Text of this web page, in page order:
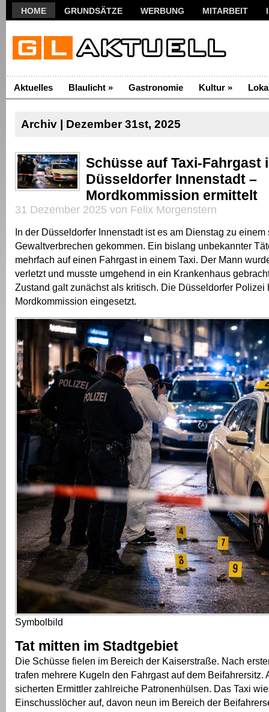
HOME GRUNDSÄTZE WERBUNG MITARBEIT
Aktuelles Blaulicht » Gastronomie Kultur »
Archiv | Dezember 31st, 2025
Schüsse auf Taxi-Fahrgast
Düsseldorfer Innenstadt –
Mordkommission ermittelt
31 Dezember 2025 von Felix Morgenstern
In der Düsseldorfer Innenstadt ist es am Dienstag zu einem
Gewaltverbrechen gekommen. Ein bislang unbekannter
mehrfach auf einen Fahrgast in einem Taxi. Der Mann
verletzt und musste umgehend in ein Krankenhaus
Zustand galt zunächst als kritisch. Die Düsseldorfer Polizei
Mordkommission eingesetzt.
Symbolbild
Tat mitten im Stadtgebiet
Die Schüsse fielen im Bereich der Kaiserstraße. Nach
trafen mehrere Kugeln den Fahrgast auf dem Beifahrersitz.
sicherten Ermittler zahlreiche Patronenhülsen. Das Taxi
Einschusslöcher auf, davon neun im Bereich der